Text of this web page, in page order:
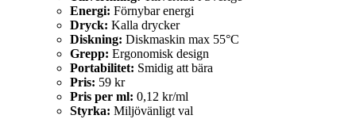
Energi: Förnybar energi
Dryck: Kalla drycker
Diskning: Diskmaskin max 55°C
Grepp: Ergonomisk design
Portabilitet: Smidig att bära
Pris: 59 kr
Pris per ml: 0,12 kr/ml
Styrka: Miljövänligt val